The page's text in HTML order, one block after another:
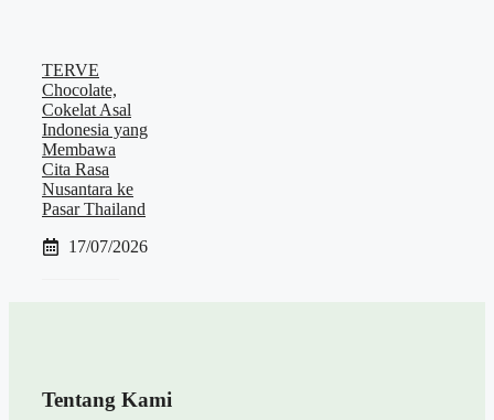
TERVE
Chocolate,
Cokelat Asal
Indonesia yang
Membawa
Cita Rasa
Nusantara ke
Pasar Thailand
17/07/2026
Tentang Kami